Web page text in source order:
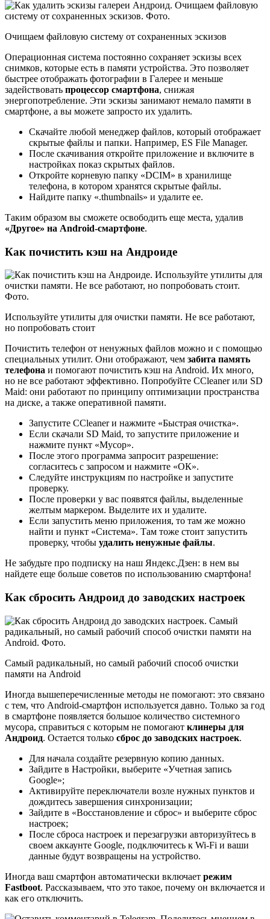
Очищаем файловую систему от сохраненных эскизов
Операционная система постоянно сохраняет эскизы всех
снимков, которые есть в памяти устройства. Это позволяет
быстрее отображать фотографии в Галерее и меньше
задействовать процессор смартфона, снижая
энергопотребление. Эти эскизы занимают немало памяти в
смартфоне, а вы можете запросто их удалить.
Скачайте любой менеджер файлов, который отображает
скрытые файлы и папки. Например, ES File Manager.
После скачивания откройте приложение и включите в
настройках показ скрытых файлов.
Откройте корневую папку «DCIM» в хранилище
телефона, в котором хранятся скрытые файлы.
Найдите папку «.thumbnails» и удалите ее.
Таким образом вы сможете освободить еще места, удалив
«Другое» на Android-смартфоне.
Как почистить кэш на Андроиде
Используйте утилиты для очистки памяти. Не все работают,
но попробовать стоит
Почистить телефон от ненужных файлов можно и с помощью
специальных утилит. Они отображают, чем забита память
телефона и помогают почистить кэш на Android. Их много,
но не все работают эффективно. Попробуйте CCleaner или SD
Maid: они работают по принципу оптимизации пространства
на диске, а также оперативной памяти.
Запустите CCleaner и нажмите «Быстрая очистка».
Если скачали SD Maid, то запустите приложение и
нажмите пункт «Мусор».
После этого программа запросит разрешение:
согласитесь с запросом и нажмите «ОК».
Следуйте инструкциям по настройке и запустите
проверку.
После проверки у вас появятся файлы, выделенные
желтым маркером. Выделите их и удалите.
Если запустить меню приложения, то там же можно
найти и пункт «Система». Там тоже стоит запустить
проверку, чтобы удалить ненужные файлы.
Не забудьте про подписку на наш Яндекс.Дзен: в нем вы
найдете еще больше советов по использованию смартфона!
Как сбросить Андроид до заводских настроек
Самый радикальный, но самый рабочий способ очистки
памяти на Android
Иногда вышеперечисленные методы не помогают: это связано
с тем, что Android-смартфон используется давно. Только за год
в смартфоне появляется большое количество системного
мусора, справиться с которым не помогают клинеры для
Андроид. Остается только сброс до заводских настроек.
Для начала создайте резервную копию данных.
Зайдите в Настройки, выберите «Учетная запись
Google»;
Активируйте переключатели возле нужных пунктов и
дождитесь завершения синхронизации;
Зайдите в «Восстановление и сброс» и выберите сброс
настроек;
После сброса настроек и перезагрузки авторизуйтесь в
своем аккаунте Google, подключитесь к Wi-Fi и ваши
данные будут возвращены на устройство.
Иногда ваш смартфон автоматически включает режим
Fastboot. Рассказываем, что это такое, почему он включается и
как его отключить.